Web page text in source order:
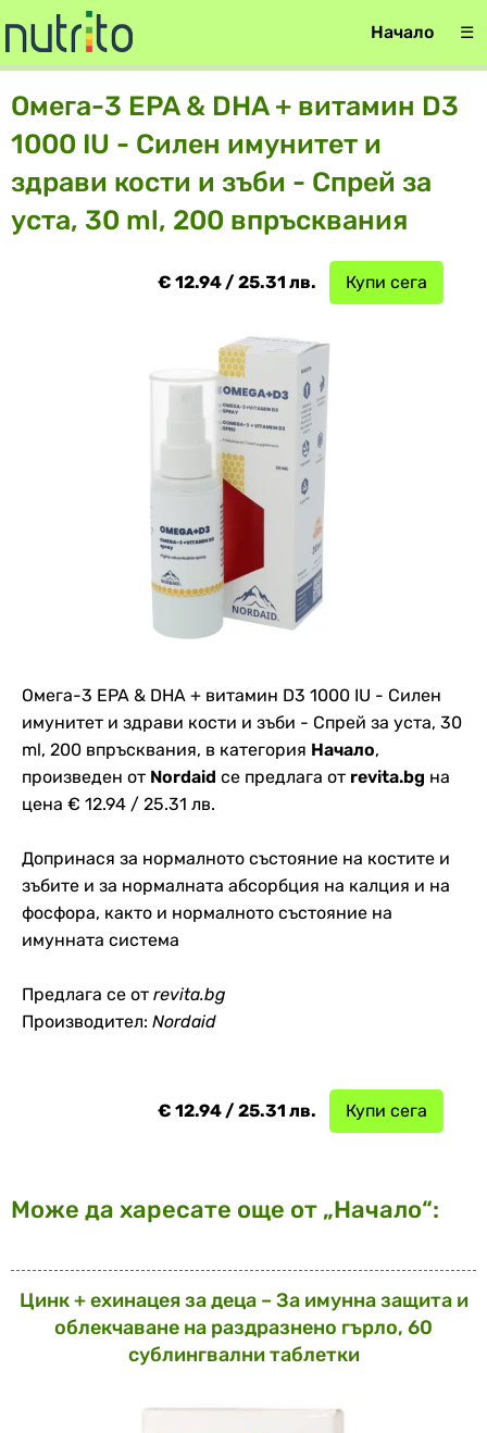
Начало ☰
Омега-3 EPA & DHA + витамин D3
1000 IU - Силен имунитет и
здрави кости и зъби - Спрей за
уста, 30 ml, 200 впръсквания
Купи сега
€ 12.94 / 25.31 лв.
Омега-3 EPA & DHA + витамин D3 1000 IU - Силен
имунитет и здрави кости и зъби - Спрей за уста, 30
ml, 200 впръсквания, в категория Начало,
произведен от Nordaid се предлага от revita.bg на
цена € 12.94 / 25.31 лв.
Допринася за нормалното състояние на костите и
зъбите и за нормалната абсорбция на калция и на
фосфора, както и нормалното състояние на
имуннатa система
Предлага се от revita.bg
Производител: Nordaid
Купи сега
€ 12.94 / 25.31 лв.
Може да харесате още от „Начало“:
Цинк + ехинацея за деца – За имунна защита и
облекчаване на раздразнено гърло, 60
сублингвални таблетки